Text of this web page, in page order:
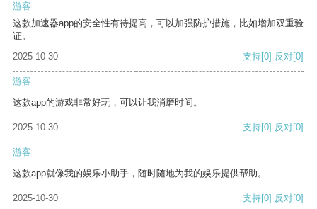
游客
这款加速器app的安全性有待提高，可以加强防护措施，比如增加双重验
证。
2025-10-30
支持[0] 反对[0]
游客
这款app的游戏非常好玩，可以让我消磨时间。
2025-10-30 支持[0] 反对[0]
游客
这款app就像我的娱乐小助手，随时随地为我的娱乐提供帮助。
2025-10-30 支持[0] 反对[0]